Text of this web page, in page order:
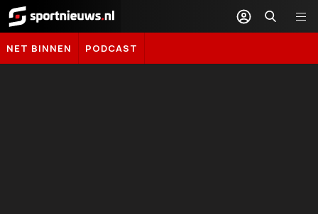
Sportnieuws.nl
NET BINNEN PODCAST